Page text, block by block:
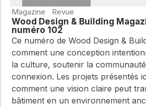
pointe qui stimulent
l'innovation dans la
construction en bois et
la durabilité.
Magazine Revue
Wood Design & Building
numéro 102
Ce numéro de Wood Design &
comment une conception
la culture, soutenir la
connexion. Les projets présentés
comment une vision claire peut
bâtiment en un environnement